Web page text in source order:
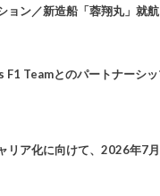
ョン／新造船「蓉翔丸」就航
F1 Teamとのパートナーシ
リア化に向けて、2026年7